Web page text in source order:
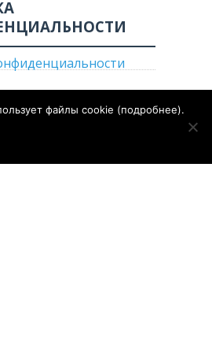
файлы cookie (подробнее).